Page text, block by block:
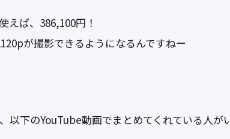
えば、386,100円！
が撮影できるようになるんですねー
以下のYouTube動画でまとめてくれている人が